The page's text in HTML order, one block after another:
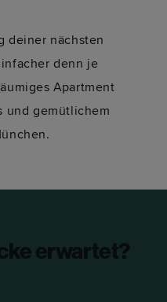
deiner nächsten
denn je
Apartment
und gemütlichem
erwartet?